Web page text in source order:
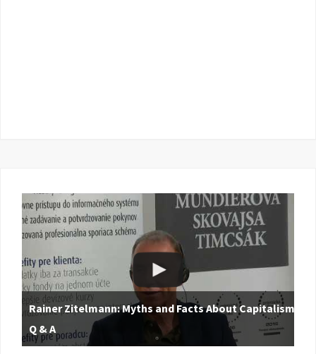
Rainer Zitelmann: Myths and Facts About Capitalism |
Q & A